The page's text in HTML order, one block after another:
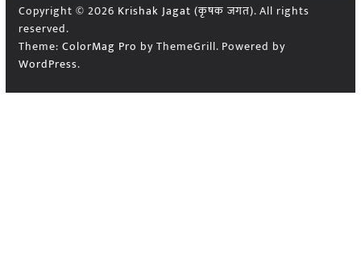
Copyright © 2026 Krishak Jagat (कृषक जगत). All rights
reserved.
Theme: ColorMag Pro by ThemeGrill. Powered by
WordPress.